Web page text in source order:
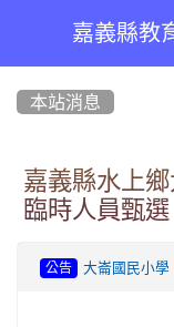
嘉義縣教
本站消息
嘉義縣水上
臨時人員甄選
公告 大崙國民小學